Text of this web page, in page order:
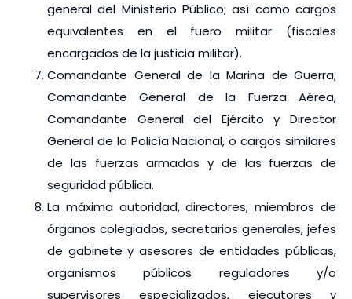
general del Ministerio Público; así como cargos
equivalentes en el fuero militar (fiscales
encargados de la justicia militar).
Comandante General de la Marina de Guerra,
Comandante General de la Fuerza Aérea,
Comandante General del Ejército y Director
General de la Policía Nacional, o cargos similares
de las fuerzas armadas y de las fuerzas de
seguridad pública.
La máxima autoridad, directores, miembros de
órganos colegiados, secretarios generales, jefes
de gabinete y asesores de entidades públicas,
organismos públicos reguladores y/o
supervisores especializados, ejecutores y